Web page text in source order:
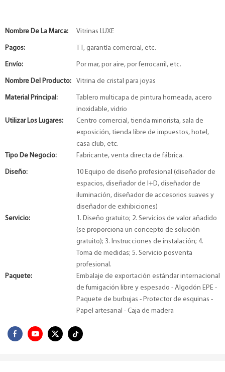
Nombre De La Marca: Vitrinas LUXE
Pagos: TT, garantía comercial, etc.
Envío: Por mar, por aire, por ferrocarril, etc.
Nombre Del Producto: Vitrina de cristal para joyas
Material Principal:
Tablero multicapa de pintura horneada, acero
inoxidable, vidrio
Utilizar Los Lugares:
Centro comercial, tienda minorista, sala de
exposición, tienda libre de impuestos, hotel,
casa club, etc.
Tipo De Negocio:
Fabricante, venta directa de fábrica.
Diseño:
10 Equipo de diseño profesional (diseñador de
espacios, diseñador de I+D, diseñador de
iluminación, diseñador de accesorios suaves y
diseñador de exhibiciones)
Servicio:
1. Diseño gratuito; 2. Servicios de valor añadido
(se proporciona un concepto de solución
gratuito); 3. Instrucciones de instalación; 4.
Toma de medidas; 5. Servicio posventa
profesional.
Paquete:
Embalaje de exportación estándar internacional
de fumigación libre y espesado - Algodón EPE -
Paquete de burbujas - Protector de esquinas -
Papel artesanal - Caja de madera